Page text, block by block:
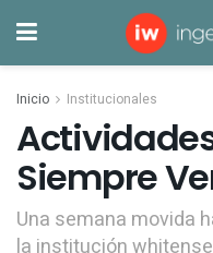
Inicio Institucionales
Siempre
Una semana movida
la institución